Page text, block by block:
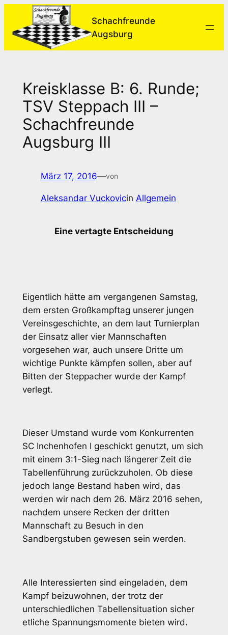
springen
Schachfreunde
Augsburg
Kreisklasse B: 6. Runde;
TSV Steppach III –
Schachfreunde
Augsburg III
März 17, 2016—von
Aleksandar Vuckovicin Allgemein
Eine vertagte Entscheidung
Eigentlich hätte am vergangenen Samstag,
dem ersten Großkampftag unserer jungen
Vereinsgeschichte, an dem laut Turnierplan
der Einsatz aller vier Mannschaften
vorgesehen war, auch unsere Dritte um
wichtige Punkte kämpfen sollen, aber auf
Bitten der Steppacher wurde der Kampf
verlegt.
Dieser Umstand wurde vom Konkurrenten
SC Inchenhofen I geschickt genutzt, um sich
mit einem 3:1-Sieg nach längerer Zeit die
Tabellenführung zurückzuholen. Ob diese
jedoch lange Bestand haben wird, das
werden wir nach dem 26. März 2016 sehen,
nachdem unsere Recken der dritten
Mannschaft zu Besuch in den
Sandbergstuben gewesen sein werden.
Alle Interessierten sind eingeladen, dem
Kampf beizuwohnen, der trotz der
unterschiedlichen Tabellensituation sicher
etliche Spannungsmomente bieten wird.